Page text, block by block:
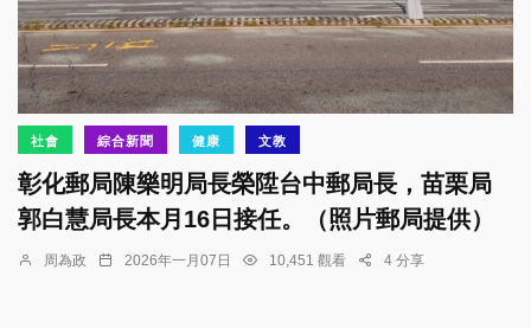
社會 綜合新聞 健康 文教
彰化郵局陳樂明局長榮陞台中郵局長，苗栗局
郭白慧局長本月16日接任。（照片郵局提供）
周為政 2026年一月07日 10,451 觀看 4 分享